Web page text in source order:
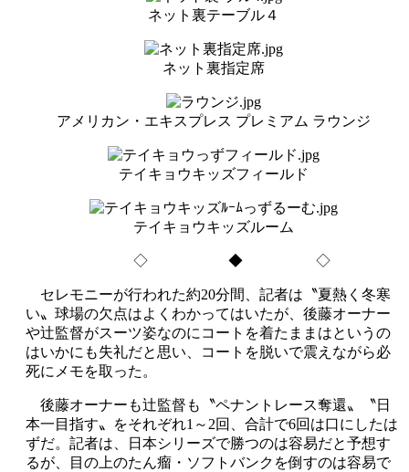
ネット裏テーブル４
ネット裏指定席
アメリカン・エキスプレス プレミアム ラウンジ
テイキョウキッズフィールド
テイキョウキッズルーム
◇ ◆ ◇
セレモニーが行われた約20分間、記者は〝夏熱く冬寒
い〟球場の欠点はよくわかってはいたが、後藤オーナー
や辻監督がスーツ姿なのにコートを着たままはというの
はいかにも失礼だと思い、コートを脱いで震えながら必
死にメモを取った。
後藤オーナーも辻監督も〝ペナントレース奪還〟〝日
本一目指す〟をそれぞれ1～2回、合計で6回は口にしたは
ずだ。記者は、日本シリーズで勝つのは容易だと予想す
るが、目の上のたん瘤・ソフトバンクを倒すのは容易で